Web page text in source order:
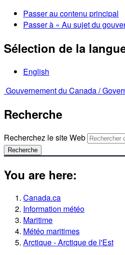
Passer au contenu principal
Passer à « Au sujet du
Sélection de la
English
Gouvernement du Canada /
Recherche
Recherchez le site Web
Recherche
You are here:
Canada.ca
Information météo
Maritime
Météo maritimes
Arctique - Arctique de l'Est